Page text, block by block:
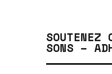
SOUTENEZ
SONS –